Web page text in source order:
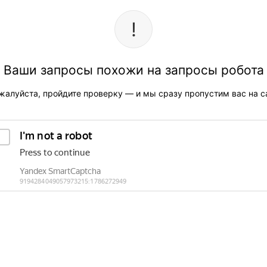
Ваши запросы похожи на запросы робота
пройдите проверку — и мы сразу пропустим вас на